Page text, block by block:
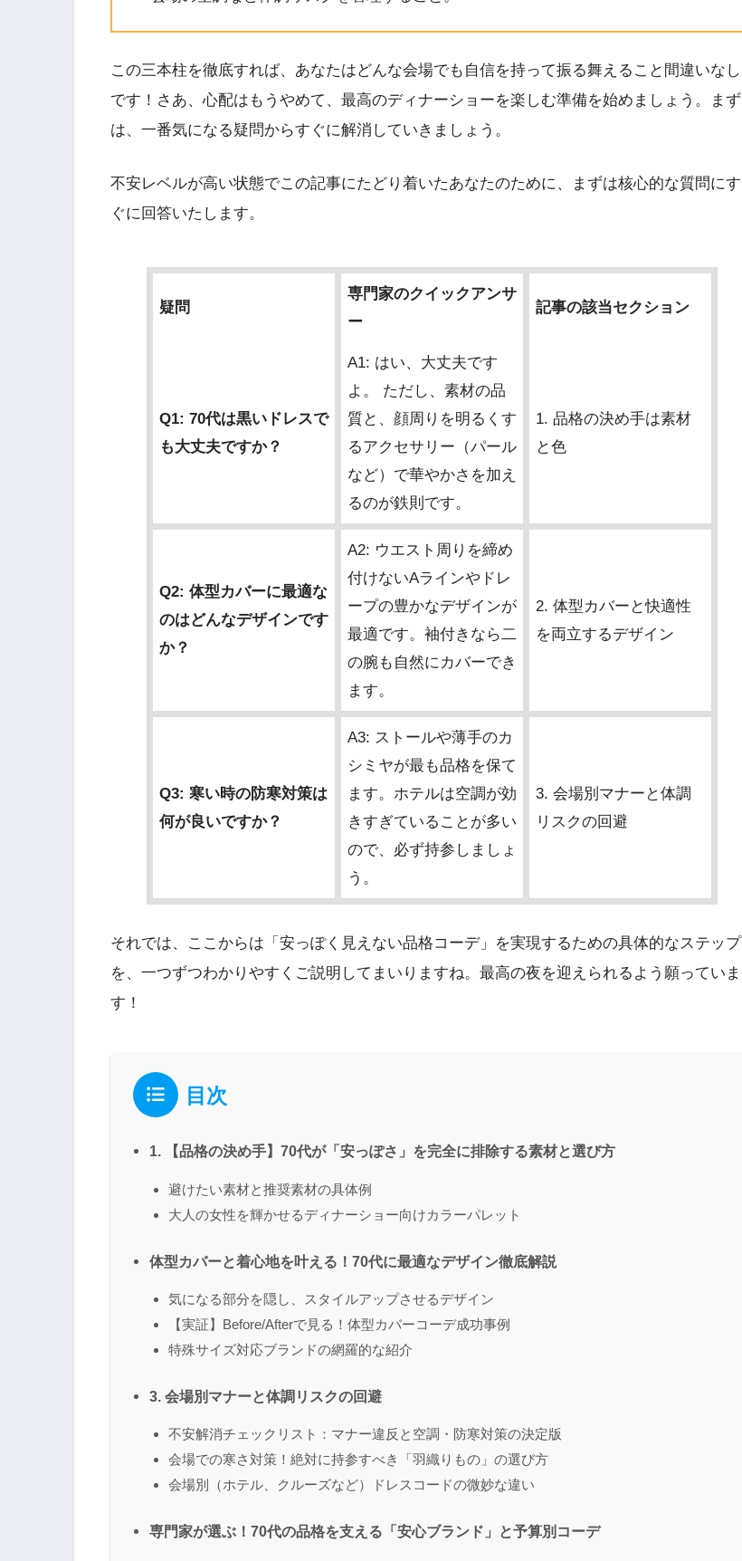
この三本柱を徹底すれば、あなたはどんな会場でも自信を持って振る舞えること間違いなし
です！さあ、心配はもうやめて、最高のディナーショーを楽しむ準備を始めましょう。まず
は、一番気になる疑問からすぐに解消していきましょう。
不安レベルが高い状態でこの記事にたどり着いたあなたのために、まずは核心的な質問にす
ぐに回答いたします。
疑問
専門家のクイックアンサ
ー
記事の該当セクション
Q1: 70代は黒いドレスで
も大丈夫ですか？
A1: はい、大丈夫です
よ。 ただし、素材の品
質と、顔周りを明るくす
るアクセサリー（パール
など）で華やかさを加え
るのが鉄則です。
1. 品格の決め手は素材
と色
Q2: 体型カバーに最適な
のはどんなデザインです
か？
A2: ウエスト周りを締め
付けないAラインやドレ
ープの豊かなデザインが
最適です。袖付きなら二
の腕も自然にカバーでき
ます。
2. 体型カバーと快適性
を両立するデザイン
Q3: 寒い時の防寒対策は
何が良いですか？
A3: ストールや薄手のカ
シミヤが最も品格を保て
ます。ホテルは空調が効
きすぎていることが多い
ので、必ず持参しましょ
う。
3. 会場別マナーと体調
リスクの回避
それでは、ここからは「安っぽく見えない品格コーデ」を実現するための具体的なステップ
を、一つずつわかりやすくご説明してまいりますね。最高の夜を迎えられるよう願っていま
す！
目次
1. 【品格の決め手】70代が「安っぽさ」を完全に排除する素材と選び方
避けたい素材と推奨素材の具体例
大人の女性を輝かせるディナーショー向けカラーパレット
体型カバーと着心地を叶える！70代に最適なデザイン徹底解説
気になる部分を隠し、スタイルアップさせるデザイン
【実証】Before/Afterで見る！体型カバーコーデ成功事例
特殊サイズ対応ブランドの網羅的な紹介
3. 会場別マナーと体調リスクの回避
不安解消チェックリスト：マナー違反と空調・防寒対策の決定版
会場での寒さ対策！絶対に持参すべき「羽織りもの」の選び方
会場別（ホテル、クルーズなど）ドレスコードの微妙な違い
専門家が選ぶ！70代の品格を支える「安心ブランド」と予算別コーデ